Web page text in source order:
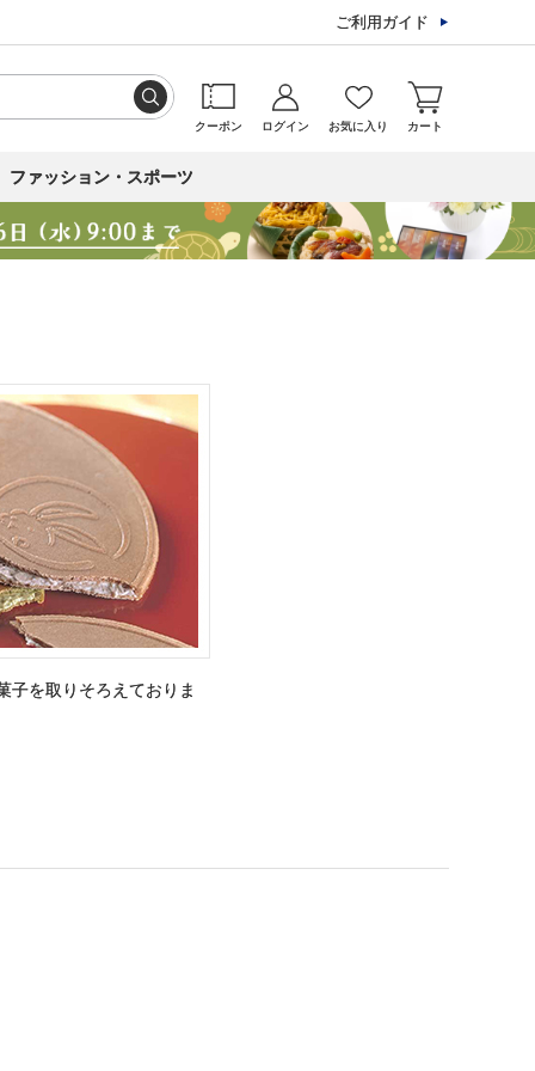
ご利用ガイド
クーポン ログイン お気に入り カート
ファッション・スポーツ
子を取りそろえておりま